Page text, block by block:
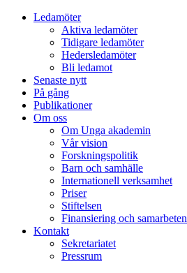
Ledamöter
Aktiva ledamöter
Tidigare ledamöter
Hedersledamöter
Bli ledamot
Senaste nytt
På gång
Publikationer
Om oss
Om Unga akademin
Vår vision
Forskningspolitik
Barn och samhälle
Internationell verksamhet
Priser
Stiftelsen
Finansiering och samarbeten
Kontakt
Sekretariatet
Pressrum